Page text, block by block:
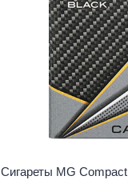
Сигареты MG